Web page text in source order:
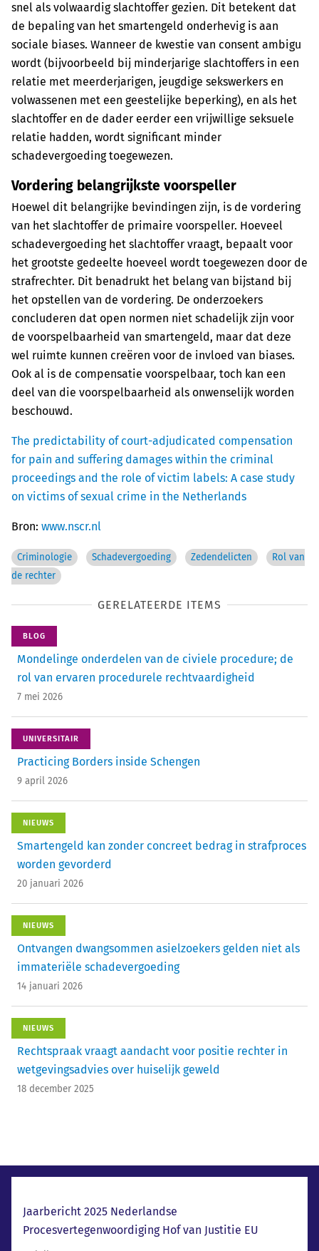
snel als volwaardig slachtoffer gezien. Dit betekent dat
de bepaling van het smartengeld onderhevig is aan
sociale biases. Wanneer de kwestie van consent ambigu
wordt (bijvoorbeeld bij minderjarige slachtoffers in een
relatie met meerderjarigen, jeugdige sekswerkers en
volwassenen met een geestelijke beperking), en als het
slachtoffer en de dader eerder een vrijwillige seksuele
relatie hadden, wordt significant minder
schadevergoeding toegewezen.
Vordering belangrijkste voorspeller
Hoewel dit belangrijke bevindingen zijn, is de vordering
van het slachtoffer de primaire voorspeller. Hoeveel
schadevergoeding het slachtoffer vraagt, bepaalt voor
het grootste gedeelte hoeveel wordt toegewezen door de
strafrechter. Dit benadrukt het belang van bijstand bij
het opstellen van de vordering. De onderzoekers
concluderen dat open normen niet schadelijk zijn voor
de voorspelbaarheid van smartengeld, maar dat deze
wel ruimte kunnen creëren voor de invloed van biases.
Ook al is de compensatie voorspelbaar, toch kan een
deel van die voorspelbaarheid als onwenselijk worden
beschouwd.
The predictability of court-adjudicated compensation
for pain and suffering damages within the criminal
proceedings and the role of victim labels: A case study
on victims of sexual crime in the Netherlands
Bron: www.nscr.nl
Criminologie Schadevergoeding Zedendelicten
Rol van
de rechter
GERELATEERDE ITEMS
BLOG
Mondelinge onderdelen van de civiele procedure; de
rol van ervaren procedurele rechtvaardigheid
7 mei 2026
UNIVERSITAIR
Practicing Borders inside Schengen
9 april 2026
NIEUWS
Smartengeld kan zonder concreet bedrag in strafproces
worden gevorderd
20 januari 2026
NIEUWS
Ontvangen dwangsommen asielzoekers gelden niet als
immateriële schadevergoeding
14 januari 2026
NIEUWS
Rechtspraak vraagt aandacht voor positie rechter in
wetgevingsadvies over huiselijk geweld
18 december 2025
Jaarbericht 2025 Nederlandse
Procesvertegenwoordiging Hof van Justitie EU